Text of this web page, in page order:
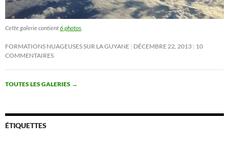
Cette galerie contient6 photos
FORMATIONS NUAGEUSES SUR LA GUYANE DÉCEMBRE 22, 2013 10
COMMENTAIRES
TOUTES LES GALERIES →
ÉTIQUETTES